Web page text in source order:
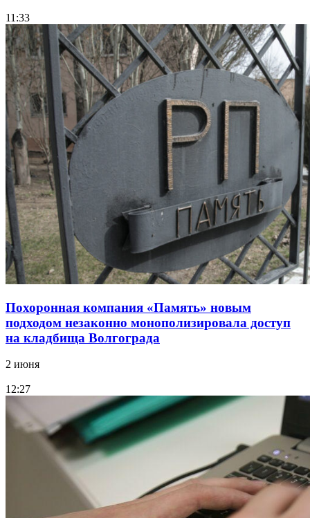
11:33
Похоронная компания «Память» новым
подходом незаконно монополизировала доступ
на кладбища Волгограда
2 июня
12:27